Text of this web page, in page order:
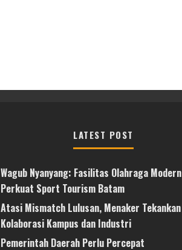
LATEST POST
Wagub Nyanyang: Fasilitas Olahraga Modern
Perkuat Sport Tourism Batam
Atasi Mismatch Lulusan, Menaker Tekankan
Kolaborasi Kampus dan Industri
Pemerintah Daerah Perlu Percepat